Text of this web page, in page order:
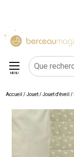
MENU
Accueil /Jouet/Jouet d'éveil /